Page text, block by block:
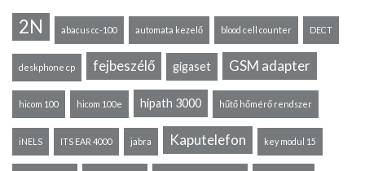
2N abacus cc-100 automata kezelő blood cell counter DECT
deskphone cp fejbeszélő gigaset GSM adapter
hicom 100 hicom 100e hipath 3000 hűtő hőmérő rendszer
iNELS ITS EAR 4000 jabra Kaputelefon key modul 15